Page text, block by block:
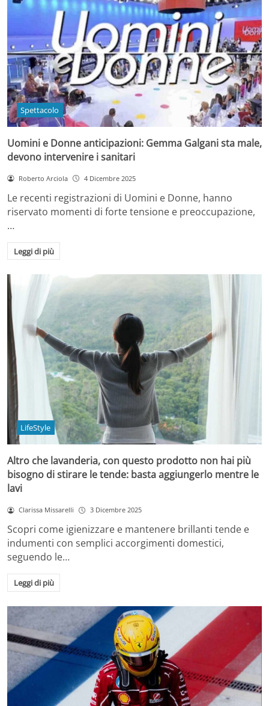
Spettacolo
Uomini e Donne anticipazioni: Gemma Galgani sta male,
devono intervenire i sanitari
Roberto Arciola 4 Dicembre 2025
Le recenti registrazioni di Uomini e Donne, hanno
riservato momenti di forte tensione e preoccupazione,
…
Leggi di più
LifeStyle
Altro che lavanderia, con questo prodotto non hai più
bisogno di stirare le tende: basta aggiungerlo mentre le
lavi
Clarissa Missarelli 3 Dicembre 2025
Scopri come igienizzare e mantenere brillanti tende e
indumenti con semplici accorgimenti domestici,
seguendo le…
Leggi di più